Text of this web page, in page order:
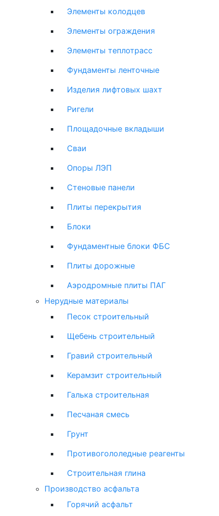
Элементы колодцев
Элементы ограждения
Элементы теплотрасс
Фундаменты ленточные
Изделия лифтовых шахт
Ригели
Площадочные вкладыши
Сваи
Опоры ЛЭП
Стеновые панели
Плиты перекрытия
Блоки
Фундаментные блоки ФБС
Плиты дорожные
Аэродромные плиты ПАГ
Нерудные материалы
Песок строительный
Щебень строительный
Гравий строительный
Керамзит строительный
Галька строительная
Песчаная смесь
Грунт
Противогололедные реагенты
Строительная глина
Производство асфальта
Горячий асфальт